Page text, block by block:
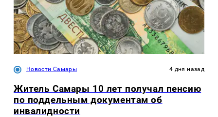
Новости Самары 4 дня назад
Житель Самары 10 лет получал пенсию
по поддельным документам об
инвалидности